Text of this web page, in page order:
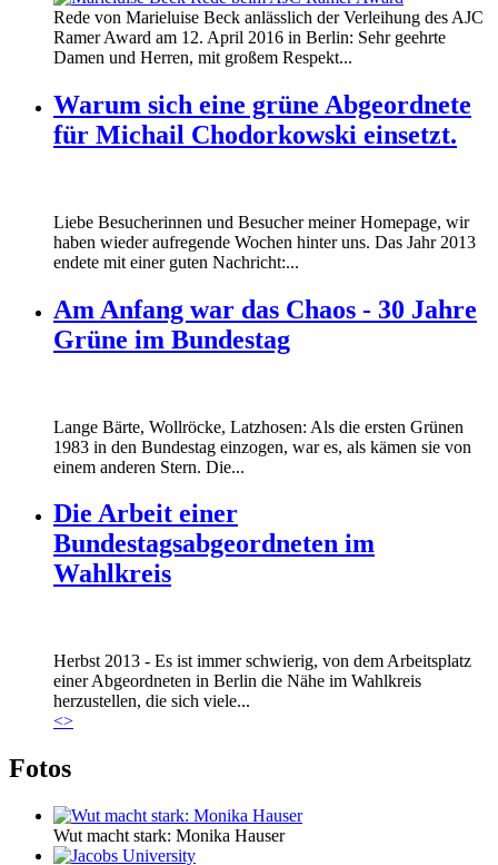
160412_ramer_award.jpg
Rede von Marieluise Beck anlässlich der Verleihung des AJC
Ramer Award am 12. April 2016 in Berlin: Sehr geehrte
Damen und Herren, mit großem Respekt...
Warum sich eine grüne Abgeordnete
für Michail Chodorkowski einsetzt.
Liebe Besucherinnen und Besucher meiner Homepage, wir
haben wieder aufregende Wochen hinter uns. Das Jahr 2013
endete mit einer guten Nachricht:...
Am Anfang war das Chaos - 30 Jahre
Grüne im Bundestag
Lange Bärte, Wollröcke, Latzhosen: Als die ersten Grünen
1983 in den Bundestag einzogen, war es, als kämen sie von
einem anderen Stern. Die...
Die Arbeit einer
Bundestagsabgeordneten im
Wahlkreis
Marie_und_Wahlkreis.jpg
Marie_und_Wahlkreis.jpg
Herbst 2013 - Es ist immer schwierig, von dem Arbeitsplatz
einer Abgeordneten in Berlin die Nähe im Wahlkreis
herzustellen, die sich viele...
<>
Fotos
Wut macht stark: Monika Hauser